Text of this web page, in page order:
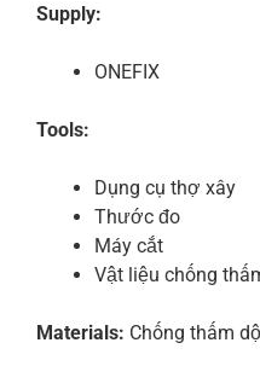
Supply:
ONEFIX
Tools:
Dụng cụ thợ xây
Thước đo
Máy cắt
Vật liệu chống
Materials: Chống thấm